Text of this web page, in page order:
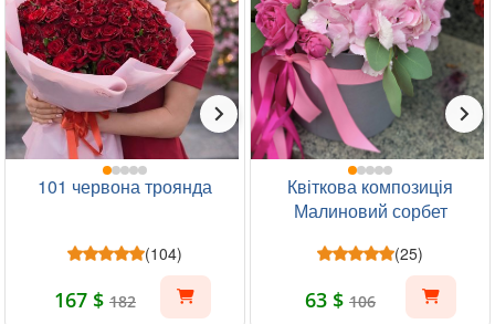
101 червона троянда
(104)
167 $ 182
Квіткова композиція
Малиновий сорбет
(25)
63 $ 106